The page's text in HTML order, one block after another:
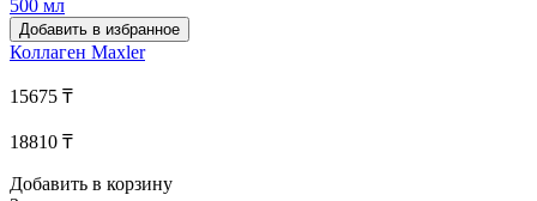
Добавить в избранное
Коллаген Maxler
15675 ₸
18810 ₸
Добавить в корзину